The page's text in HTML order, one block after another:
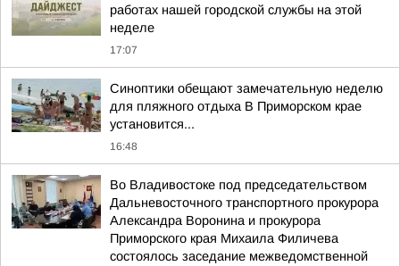
работах нашей городской службы на этой
неделе
17:07
Синоптики обещают замечательную неделю
для пляжного отдыха В Приморском крае
установится...
16:48
Во Владивостоке под председательством
Дальневосточного транспортного прокурора
Александра Воронина и прокурора
Приморского края Михаила Филичева
состоялось заседание межведомственной